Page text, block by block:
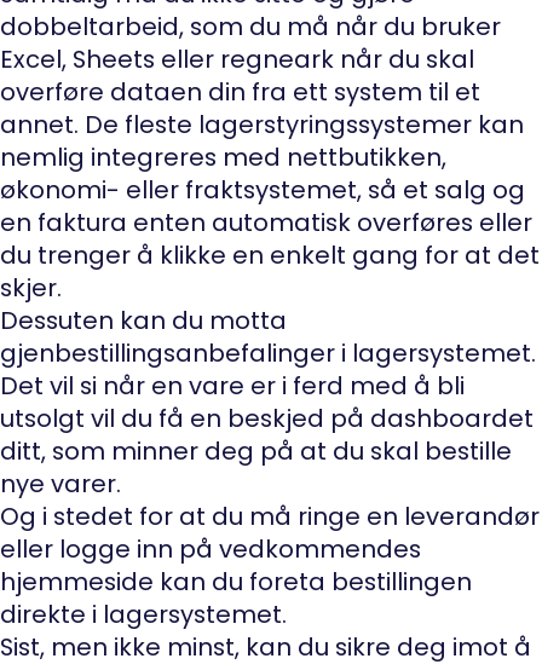
dobbeltarbeid, som du må når du bruker
Excel, Sheets eller regneark når du skal
overføre dataen din fra ett system til et
annet. De fleste lagerstyringssystemer kan
nemlig integreres med nettbutikken,
økonomi- eller fraktsystemet, så et salg og
en faktura enten automatisk overføres eller
du trenger å klikke en enkelt gang for at det
skjer.
Dessuten kan du motta
gjenbestillingsanbefalinger i lagersystemet.
Det vil si når en vare er i ferd med å bli
utsolgt vil du få en beskjed på dashboardet
ditt, som minner deg på at du skal bestille
nye varer.
Og i stedet for at du må ringe en leverandør
eller logge inn på vedkommendes
hjemmeside kan du foreta bestillingen
direkte i lagersystemet.
Sist, men ikke minst, kan du sikre deg imot å